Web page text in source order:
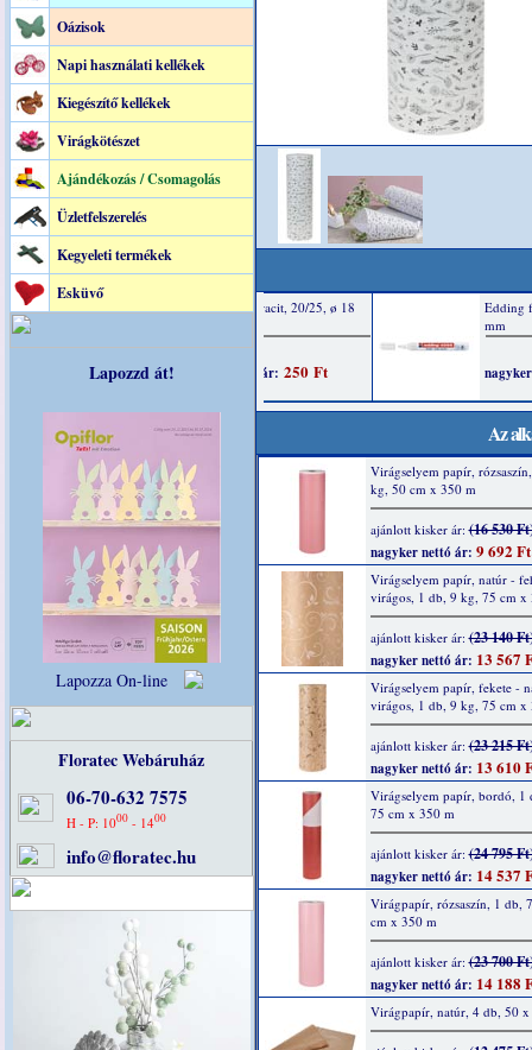
Oázisok
Napi használati kellékek
Kiegészítő kellékek
Virágkötészet
Ajándékozás / Csomagolás
Üzletfelszerelés
Kegyeleti termékek
Esküvő
Lapozzd át!
Lapozza On-line
Floratec Webáruház
06-70-632 7575
H - P: 1000 - 1400
info@floratec.hu
Az
Virágselyem papír,
kg, 50 cm x 350 m
ajánlott kisker ár:(16 530
nagyker nettó ár: 9 692 Ft
Virágselyem papír, natúr -
virágos, 1 db, 9 kg, 75 cm x
ajánlott kisker ár:(23 140
nagyker nettó ár: 13 567
Virágselyem papír, fekete -
virágos, 1 db, 9 kg, 75 cm x
ajánlott kisker ár:(23 215
nagyker nettó ár: 13 610
Virágselyem papír, bordó, 1
75 cm x 350 m
ajánlott kisker ár:(24 795
nagyker nettó ár: 14 537
Virágpapír, rózsaszín, 1 db,
cm x 350 m
ajánlott kisker ár:(23 700
nagyker nettó ár: 14 188
Virágpapír, natúr, 4 db, 50 x